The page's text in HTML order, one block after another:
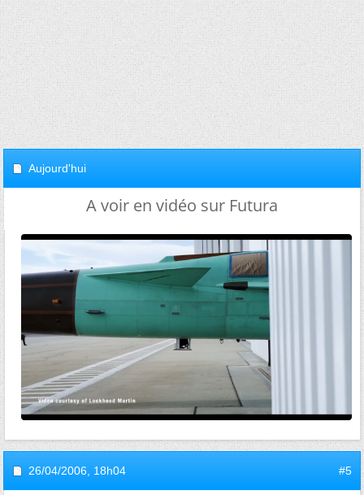
Aujourd'hui
A voir en vidéo sur Futura
26/04/2006, 18h04 #5